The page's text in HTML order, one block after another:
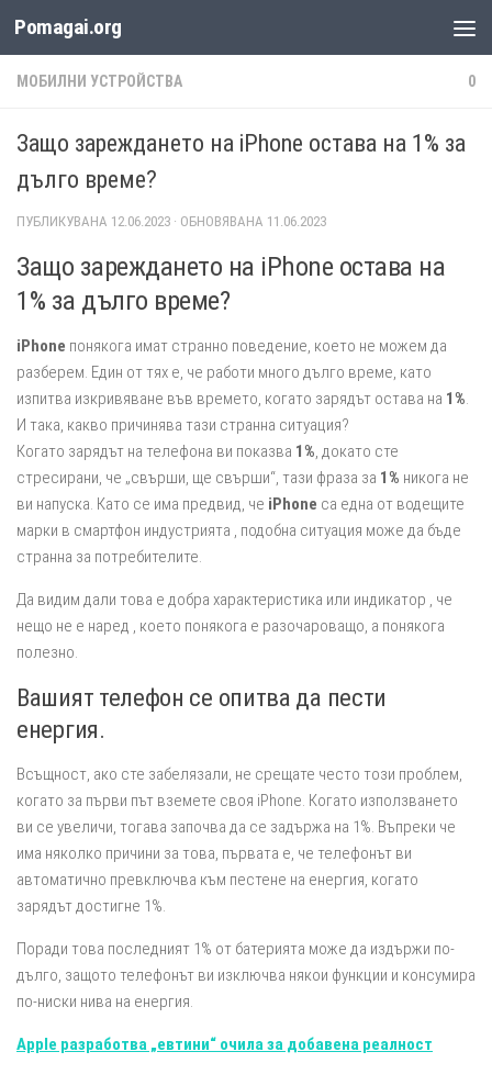
Към съдържанието
Pomagai.org
МОБИЛНИ УСТРОЙСТВА 0
Защо зареждането на iPhone остава на 1% за
дълго време?
ПУБЛИКУВАНА 12.06.2023 · ОБНОВЯВАНА 11.06.2023
Защо зареждането на iPhone остава на
1% за дълго време?
iPhone понякога имат странно поведение, което не можем да
разберем. Един от тях е, че работи много дълго време, като
изпитва изкривяване във времето, когато зарядът остава на 1%.
И така, какво причинява тази странна ситуация?
Когато зарядът на телефона ви показва 1%, докато сте
стресирани, че „свърши, ще свърши“, тази фраза за 1% никога не
ви напуска. Като се има предвид, че iPhone са една от водещите
марки в смартфон индустрията , подобна ситуация може да бъде
странна за потребителите.
Да видим дали това е добра характеристика или индикатор , че
нещо не е наред , което понякога е разочароващо, а понякога
полезно.
Вашият телефон се опитва да пести
енергия.
Всъщност, ако сте забелязали, не срещате често този проблем,
когато за първи път вземете своя iPhone. Когато използването
ви се увеличи, тогава започва да се задържа на 1%. Въпреки че
има няколко причини за това, първата е, че телефонът ви
автоматично превключва към пестене на енергия, когато
зарядът достигне 1%.
Поради това последният 1% от батерията може да издържи по-
дълго, защото телефонът ви изключва някои функции и консумира
по-ниски нива на енергия.
Apple разработва „евтини“ очила за добавена реалност